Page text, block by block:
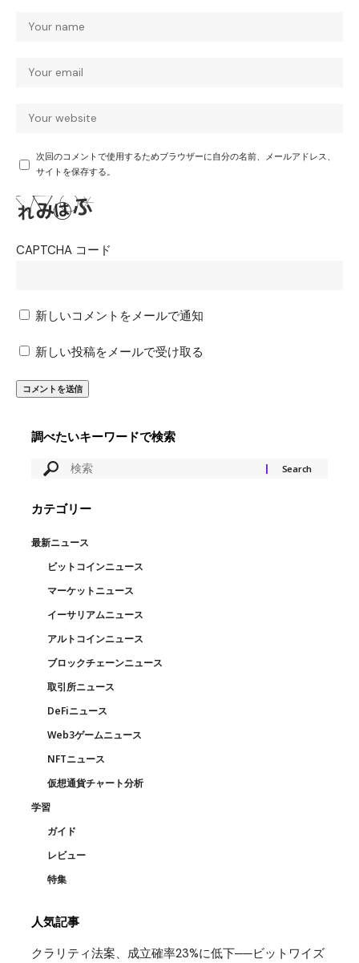
次回のコメントで使用するためブラウザーに自分の名前、メールアドレス、
サイトを保存する。
CAPTCHA コード
新しいコメントをメールで通知
新しい投稿をメールで受け取る
調べたいキーワードで検索
カテゴリー
最新ニュース
ビットコインニュース
マーケットニュース
イーサリアムニュース
アルトコインニュース
ブロックチェーンニュース
取引所ニュース
DeFiニュース
Web3ゲームニュース
NFTニュース
仮想通貨チャート分析
学習
ガイド
レビュー
特集
人気記事
クラリティ法案、成立確率23%に低下──ビットワイズ